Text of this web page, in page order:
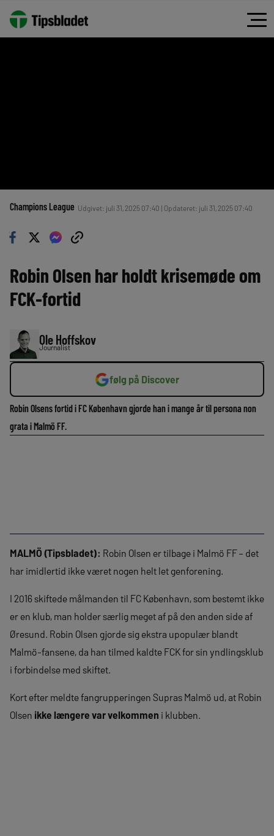
Champions League Udgivet: juli 31, 2025 07:40 | Opdateret: juli 31, 2025 07:40
Robin Olsen har holdt krisemøde om
FCK-fortid
Ole Hoffskov
Journalist
følg på Discover
Robin Olsens fortid i FC København gjorde han i mange år til persona non
grata i Malmö FF.
MALMÖ (Tipsbladet): Robin Olsen er tilbage i Malmö FF – det
har imidlertid ikke været nogen helt let genforening.
I 2016 skiftede målmanden til FC København, som bestemt ikke
er en klub, man holder særlig meget af på den anden side af
Øresund. Robin Olsen gjorde sig ekstra upopulær blandt
Malmö-fansene, da han tilmed kaldte FCK for sin yndlingsklub
i forbindelse med skiftet.
Kort efter meldte fangrupperingen Supras Malmö ud, at Robin
Olsen ikke længere var velkommen i klubben.